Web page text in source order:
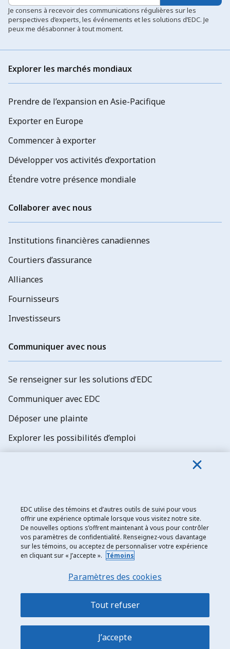
Je consens à recevoir des communications régulières sur les
perspectives d’experts, les événements et les solutions d’EDC. Je
peux me désabonner à tout moment.
Explorer les marchés mondiaux
Prendre de l’expansion en Asie-Pacifique
Exporter en Europe
Commencer à exporter
Développer vos activités d’exportation
Étendre votre présence mondiale
Collaborer avec nous
Institutions financières canadiennes
Courtiers d’assurance
Alliances
Fournisseurs
Investisseurs
Communiquer avec nous
Se renseigner sur les solutions d’EDC
Communiquer avec EDC
Déposer une plainte
Explorer les possibilités d’emploi
Exportation et développement Canada
Énoncé de confidentialité
Plan du site
EDC utilise des témoins et d’autres outils de suivi pour vous
offrir une expérience optimale lorsque vous visitez notre site.
De nouvelles options s’offrent maintenant à vous pour contrôler
vos paramètres de confidentialité. Renseignez-vous davantage
sur les témoins, ou acceptez de personnaliser votre expérience
en cliquant sur « J’accepte ». Témoins
Paramètres des cookies
Tout refuser
J’accepte